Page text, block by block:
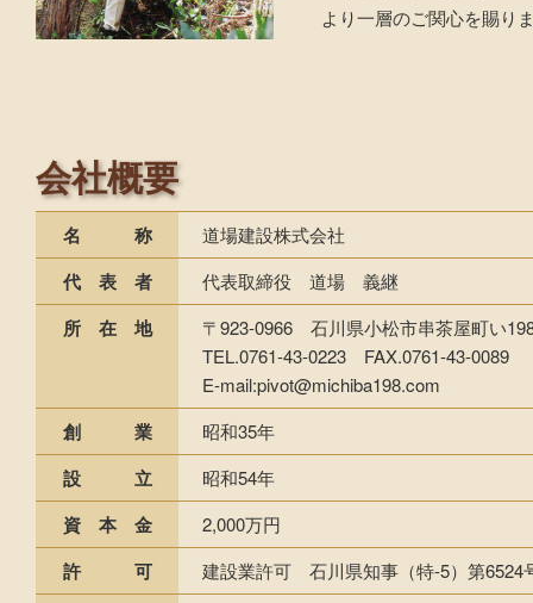
より一層のご関心を賜り
会社概要
名 称 道場建設株式会社
代 表 者 代表取締役 道場 義継
所 在 地
〒923-0966 石川県小松市串茶屋町い
TEL.0761-43-0223 FAX.0761-43-0089
E-mail:pivot@michiba198.com
創 業 昭和35年
設 立 昭和54年
資 本 金 2,000万円
許 可 建設業許可 石川県知事（特-5）第6524